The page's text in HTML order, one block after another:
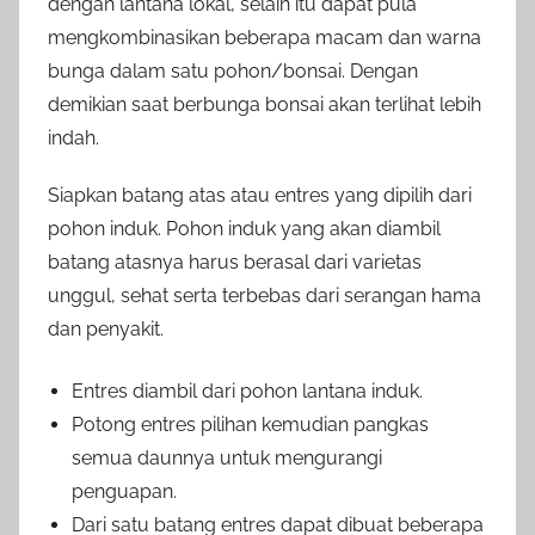
mengkombinasikan beberapa macam dan warna
bunga dalam satu pohon/bonsai. Dengan
demikian saat berbunga bonsai akan terlihat lebih
indah.
Siapkan batang atas atau entres yang dipilih dari
pohon induk. Pohon induk yang akan diambil
batang atasnya harus berasal dari varietas
unggul, sehat serta terbebas dari serangan hama
dan penyakit.
Entres diambil dari pohon lantana induk.
Potong entres pilihan kemudian pangkas
semua daunnya untuk mengurangi
penguapan.
Dari satu batang entres dapat dibuat beberapa